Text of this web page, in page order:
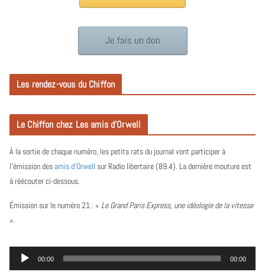
Je fais un don
Les rendez-vous du Chiffon
Le Chiffon chez Les amis d’Orwell
À la sortie de chaque numéro, les petits rats du journal vont participer à
l’émission des amis d’Orwell sur Radio libertaire (89.4). La dernière mouture est
à réécouter ci-dessous.
Émission sur le numéro 21 : « Le Grand Paris Express, une idéologie de la vitesse
».
00:00 00:00